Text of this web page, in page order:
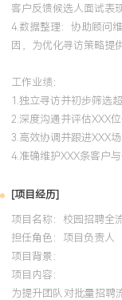
客户反馈候选人面试表
4.数据整理：协助顾问
因，为优化寻访策略提
工作业绩：
1.独立寻访并初步筛选
2.深度沟通并评估XXX
3.高效协调并跟进XXX
4.准确维护XXX条客户
[项目经历]
项目名称：校园招聘全
担任角色： 项目负责人
项目背景：
项目内容：
为提升团队对批量招聘